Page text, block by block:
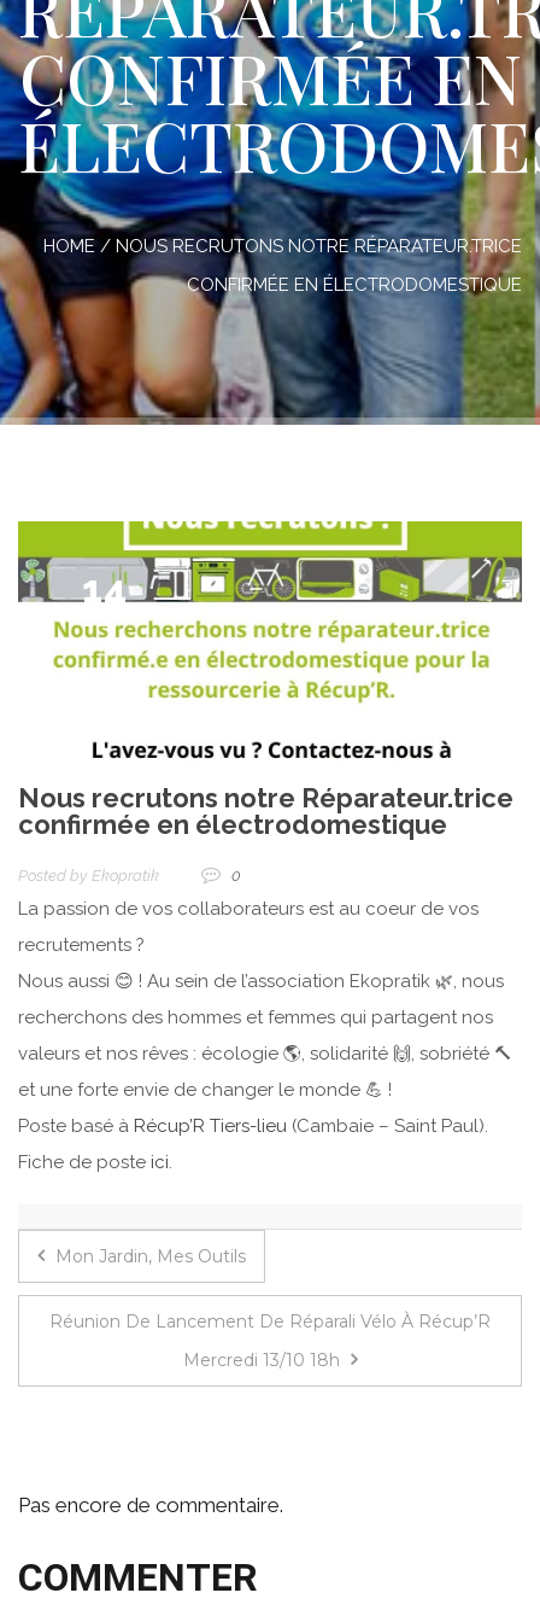
CONFIRMÉE EN
HOME / NOUS RECRUTONS NOTRE RÉPARATEUR.TRICE
CONFIRMÉE EN ÉLECTRODOMESTIQUE
14
SEP
Nous recrutons notre Réparateur.trice
confirmée en électrodomestique
Posted by Ekopratik 0
La passion de vos collaborateurs est au coeur de vos
recrutements ?
Nous aussi 😊 ! Au sein de l’association Ekopratik 🌿, nous
recherchons des hommes et femmes qui partagent nos
valeurs et nos rêves : écologie 🌎, solidarité 🙌, sobriété 🔨
et une forte envie de changer le monde 💪 !
Poste basé à Récup’R Tiers-lieu (Cambaie – Saint Paul).
Fiche de poste ici.
Mon Jardin, Mes Outils
Réunion De Lancement De Réparali Vélo À Récup’R
Mercredi 13/10 18h
Pas encore de commentaire.
COMMENTER